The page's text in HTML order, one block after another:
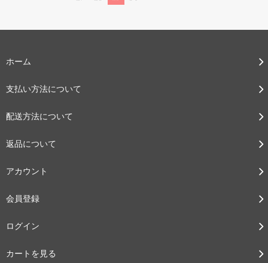
ホーム
支払い方法について
配送方法について
返品について
アカウント
会員登録
ログイン
カートを見る